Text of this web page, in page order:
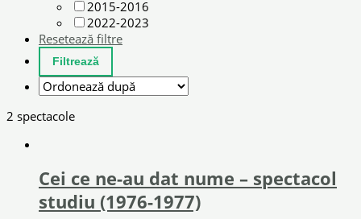
2015-2016
2022-2023
Resetează filtre
2 spectacole
Cei ce ne-au dat nume – spectacol
studiu (1976-1977)